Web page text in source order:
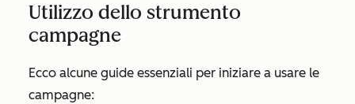
Utilizzo dello strumento
campagne
Ecco alcune guide essenziali per iniziare a usare le
campagne: